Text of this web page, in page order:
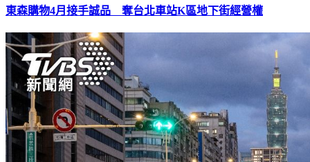
東森購物4月接手誠品 奪台北車站K區地下街經營權